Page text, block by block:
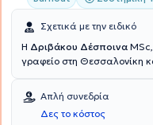
Σχετικά με την ειδικό
Η Δριβάκου Δέσποινα
γραφείο στη Θεσσαλονίκη
αρχικά στάδια κλινικής
Ψυχολογίας του
κατέχει Μεταπτυχιακό
Απλή συνεδρία
Δες το κόστος